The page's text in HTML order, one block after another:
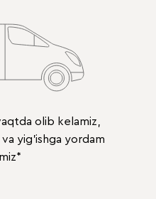
olib kelamiz,
yig'ishga yordam